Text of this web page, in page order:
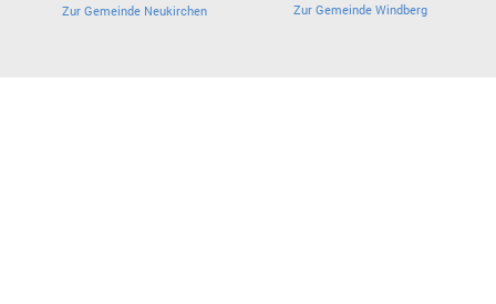
Zur Gemeinde Neukirchen Zur Gemeinde Windberg